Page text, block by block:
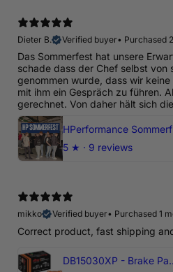
Dieter B.
Verified buyer• Purchased
Das Sommerfest hat unsere
schade dass der Chef selbst von
genommen wurde, dass wir
mit ihm ein Gespräch zu führen.
gerechnet. Von daher hält sich
5 ★ · 9 reviews
mikko
Verified buyer• Purchased 1
Correct product, fast shipping
DB15030XP -